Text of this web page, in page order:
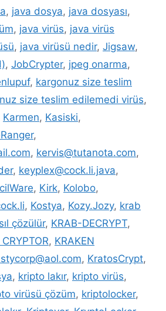
, java dosya, java dosyası,
, java virüs, java virüs
, java virüsü nedir, Jigsaw,
, JobCrypter, jpeg onarma,
, kargonuz size teslim
size teslim edilemedi virüs,
Karmen, Kasiski,
,
, kervis@tutanota.com,
, keyplex@cock.li.java,
, Kirk, Kolobo,
, Kostya, Kozy.Jozy, krab
çözülür, KRAB-DECRYPT,
, KRAKEN
, KratosCrypt,
, kripto lakır, kripto virüs,
virüsü çözüm, kriptolocker,